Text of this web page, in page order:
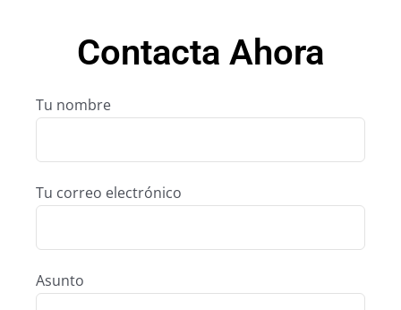
Contacta Ahora
Tu nombre
Tu correo electrónico
Asunto